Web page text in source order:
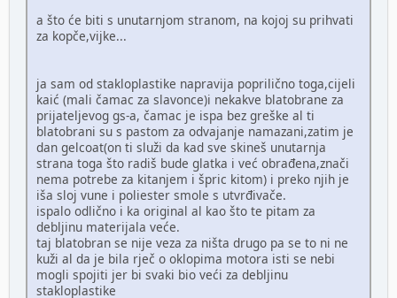
a što će biti s unutarnjom stranom, na kojoj su prihvati
za kopče,vijke...
ja sam od stakloplastike napravija poprilično toga,cijeli
kaić (mali čamac za slavonce)i nekakve blatobrane za
prijateljevog gs-a, čamac je ispa bez greške al ti
blatobrani su s pastom za odvajanje namazani,zatim je
dan gelcoat(on ti služi da kad sve skineš unutarnja
strana toga što radiš bude glatka i već obrađena,znači
nema potrebe za kitanjem i špric kitom) i preko njih je
iša sloj vune i poliester smole s utvrđivače.
ispalo odlično i ka original al kao što te pitam za
debljinu materijala veće.
taj blatobran se nije veza za ništa drugo pa se to ni ne
kuži al da je bila rječ o oklopima motora isti se nebi
mogli spojiti jer bi svaki bio veći za debljinu
stakloplastike